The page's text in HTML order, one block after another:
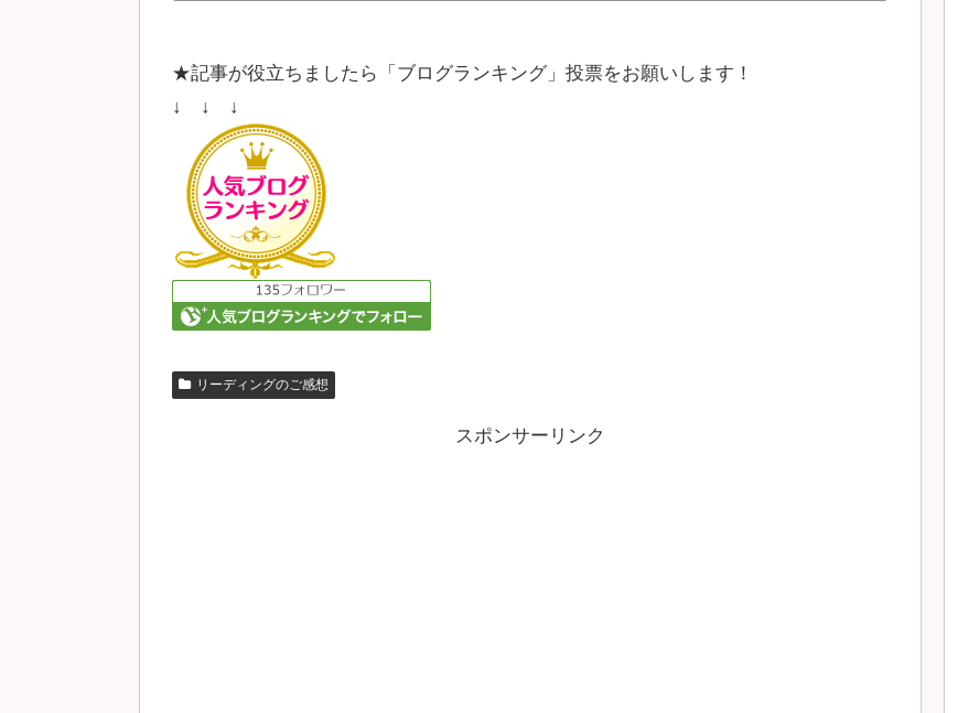
★記事が役立ちましたら「ブログランキング」投票をお願いします！
↓ ↓ ↓
リーディングのご感想
スポンサーリンク